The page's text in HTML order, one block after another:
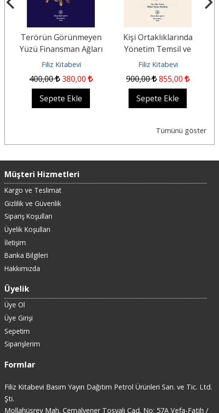
Terörün Görünmeyen
Yüzü Finansman Ağları
Kaynaklar ve
Filiz Kitabevi
400,00 380,00
Sepete Ekle
Kişi Ortaklıklarında
Yönetim Temsil ve
Sorumluluk
Filiz Kitabevi
900,00 855,00
Sepete Ekle
Tümünü göster
Müşteri Hizmetleri
Kargo ve Teslimat
Gizlilik ve Güvenlik
Sipariş Koşulları
Üyelik Koşulları
İletişim
Banka Bilgileri
Hakkımızda
Üyelik
Üye Ol
Üye Girişi
Sepetim
Siparişlerim
Formlar
Filiz Kitabevi Basım Yayın Dağıtım Petrol Ürünleri San. ve Tic. Ltd.
Şti.
Mollahüsrev Mah. Cemalyener Tosyalı Cad. No: 57A Vefa-Fatih /